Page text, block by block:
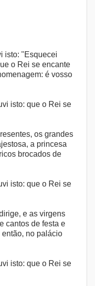
isto: "Esquecei
o Rei se encante
é vosso
isto: que o Rei se
os grandes
a princesa
brocados de
isto: que o Rei se
e as virgens
cantos de festa e
no palácio
isto: que o Rei se